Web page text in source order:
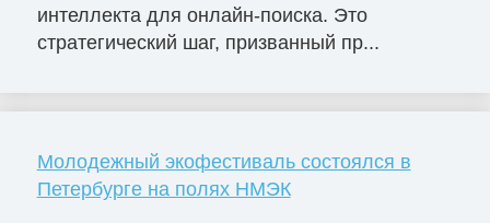
интеллекта для онлайн-поиска. Это
стратегический шаг, призванный пр...
Молодежный экофестиваль состоялся в
Петербурге на полях НМЭК